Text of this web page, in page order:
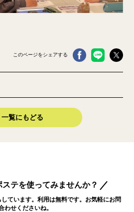
このページをシェアする
一覧にもどる
テを使ってみませんか？
ています。利用は無料です。お気軽にお問
わせくださいね。